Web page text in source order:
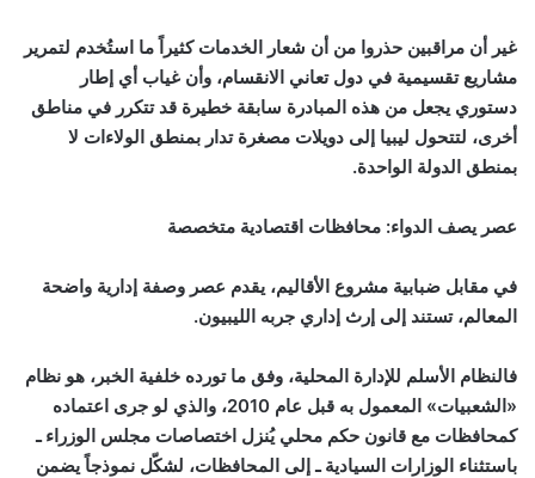
غير أن مراقبين حذروا من أن شعار الخدمات كثيراً ما استُخدم لتمرير
مشاريع تقسيمية في دول تعاني الانقسام، وأن غياب أي إطار
دستوري يجعل من هذه المبادرة سابقة خطيرة قد تتكرر في مناطق
أخرى، لتتحول ليبيا إلى دويلات مصغرة تدار بمنطق الولاءات لا
بمنطق الدولة الواحدة.
عصر يصف الدواء: محافظات اقتصادية متخصصة
في مقابل ضبابية مشروع الأقاليم، يقدم عصر وصفة إدارية واضحة
المعالم، تستند إلى إرث إداري جربه الليبيون.
فالنظام الأسلم للإدارة المحلية، وفق ما تورده خلفية الخبر، هو نظام
«الشعبيات» المعمول به قبل عام 2010، والذي لو جرى اعتماده
كمحافظات مع قانون حكم محلي يُنزل اختصاصات مجلس الوزراء ـ
باستثناء الوزارات السيادية ـ إلى المحافظات، لشكّل نموذجاً يضمن